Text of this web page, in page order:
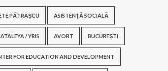
PĂTRAȘCU ASISTENŢĂ SOCIALĂ
/ YRIS AVORT BUCUREȘTI
FOR EDUCATION AND DEVELOPMENT